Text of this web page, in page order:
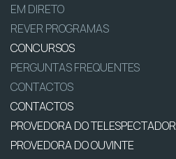
EM DIRETO
REVER PROGRAMAS
CONCURSOS
PERGUNTAS FREQUENTES
CONTACTOS
CONTACTOS
PROVEDORA DO TELESPECTADOR
PROVEDORA DO OUVINTE